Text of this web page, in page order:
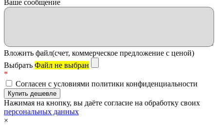
Ваше сообщение
Вложить файл(счет, коммерческое предложение с ценой)
Выбрать Файл не выбран
*
Согласен с условиями политики конфиденциальности
Нажимая на кнопку, вы даёте согласие на обработку своих
персональных данных
×